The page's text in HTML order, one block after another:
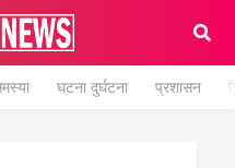
घटना दुर्घटना प्रशासन